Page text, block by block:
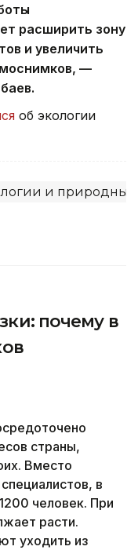
расширить зону
и увеличить
—
об экологии
и природных
почему в
страны,
Вместо
в
человек. При
расти.
уходить из